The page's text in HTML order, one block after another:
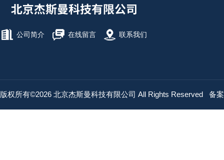
公司简介 在线留言 联系我们
版权所有©2026 北京杰斯曼科技有限公司 All Rights Reserved 备